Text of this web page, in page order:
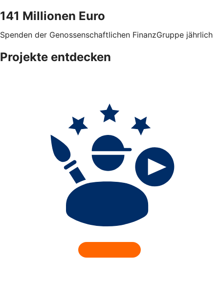
141 Millionen Euro
Spenden der Genossenschaftlichen FinanzGruppe jährlich
Projekte entdecken